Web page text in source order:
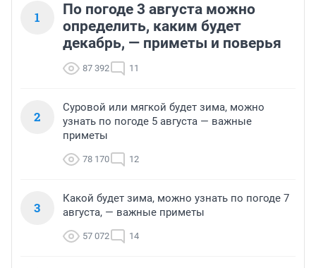
1
По погоде 3 августа можно
определить, каким будет
декабрь, — приметы и поверья
87 392 11
2
Суровой или мягкой будет зима, можно
узнать по погоде 5 августа — важные
приметы
78 170 12
3
Какой будет зима, можно узнать по погоде 7
августа, — важные приметы
57 072 14